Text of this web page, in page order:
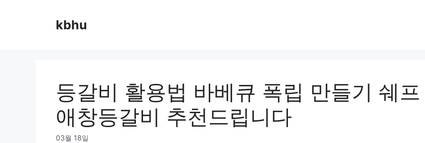
kbhu
등갈비 활용법 바베큐 폭립 만들기 쉐프
애창등갈비 추천드립니다
03월 18일